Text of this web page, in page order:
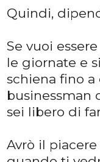
Quindi,
Se vuoi
le giornate e
schiena fino a
businessman
sei libero di
Avrò il